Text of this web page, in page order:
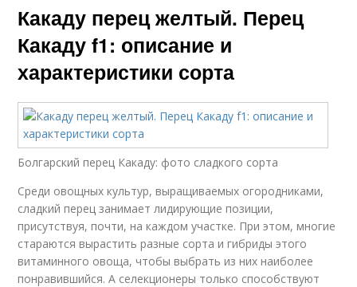
Какаду перец желтый. Перец
Какаду f1: описание и
характеристики сорта
Болгарский перец Какаду: фото сладкого сорта
Среди овощных культур, выращиваемых огородниками,
сладкий перец занимает лидирующие позиции,
присутствуя, почти, на каждом участке. При этом, многие
стараются вырастить разные сорта и гибриды этого
витаминного овоща, чтобы выбрать из них наиболее
понравившийся. А селекционеры только способствуют